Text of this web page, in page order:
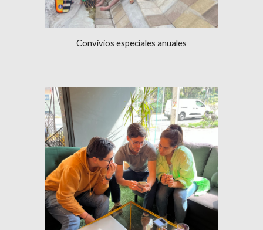
Convivios especiales anuales